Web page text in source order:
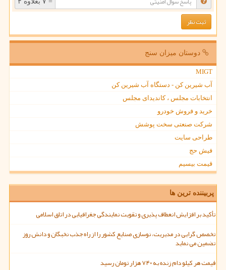
دوستان میزان سنج
MIGT
آب شیرین کن - دستگاه آب شیرین کن
انتخابات مجلس ، کاندیدای مجلس
خرید و فروش خودرو
شرکت صنعتی سخت پوشش
طراحی سایت
فیش حج
قیمت بیسیم
پربیننده ترین ها
تأکید بر افزایش انعطاف پذیری و تقویت نمایندگی جغرافیایی در اتاق اسلامی
تخصص گرایی در مدیریت، نوسازی صنایع کشور را از راه جذب نخبگان و دانش روز
تضمین می نماید
قیمت هر کیلو دام زنده به ۷۴۰ هزار تومان رسید